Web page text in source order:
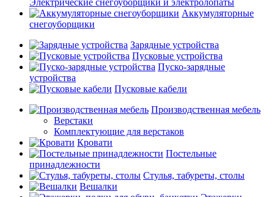
Электрические снегоуборщики и электролопаты
Аккумуляторные
снегоуборщики
Зарядные устройства
Пусковые устройства
Пуско-зарядные
устройства
Пусковые кабели
Производственная мебель
Верстаки
Комплектующие для верстаков
Кровати
Постельные
принадлежности
Стулья, табуреты, столы
Вешалки